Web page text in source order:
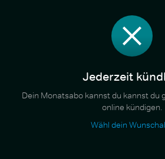
Jederzeit
Dein Monatsabo kannst du kannst du
online kündigen.
Wähl dein